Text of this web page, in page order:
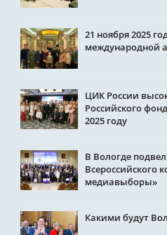
21 ноября 2025
международной
ЦИК России
Российского
2025 году
В Вологде
Всероссийского
медиавыборы»
Какими будут